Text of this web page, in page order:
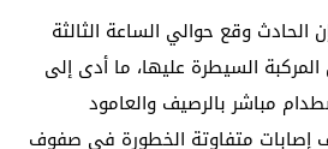
وقع حوالي الساعة الثالثة
السيطرة عليها، ما أدى إلى
مباشر بالرصيف والعامود
إصابات متفاوتة الخطورة في صفوف